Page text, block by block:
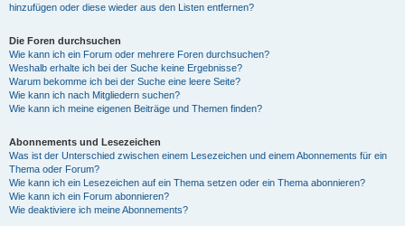
hinzufügen oder diese wieder aus den Listen entfernen?
Die Foren durchsuchen
Wie kann ich ein Forum oder mehrere Foren durchsuchen?
Weshalb erhalte ich bei der Suche keine Ergebnisse?
Warum bekomme ich bei der Suche eine leere Seite?
Wie kann ich nach Mitgliedern suchen?
Wie kann ich meine eigenen Beiträge und Themen finden?
Abonnements und Lesezeichen
Was ist der Unterschied zwischen einem Lesezeichen und einem Abonnements für ein
Thema oder Forum?
Wie kann ich ein Lesezeichen auf ein Thema setzen oder ein Thema abonnieren?
Wie kann ich ein Forum abonnieren?
Wie deaktiviere ich meine Abonnements?